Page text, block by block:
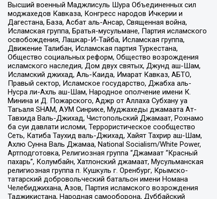
Высший военный Маджлисуль Шура Объединенных сил
моджахедов Кавказа, Конгресс народов Ичкерии и
Дагестана, База, Асбат аль-Ансар, Священная война,
Исламская группа, Братья-мусульмане, Партия исламского
освобождения, Лашкар-И-Тайба, Исламская группа,
Движение Талибан, Исламская партия Туркестана,
Общество социальных реформ, Общество возрождения
исламского наследия, Дом двух святых, Джунд аш-Шам,
Исламский джихад, Аль-Каида, Имарат Кавказ, АБТО,
Правый сектор, Исламское государство, Джабха аль-
Нусра ли-Ахль аш-Шам, Народное ополчение имени К.
Минина и Д. Пожарского, Аджр от Аллаха Субхану уа
Тагьаля SHAM, АУМ Синрике, Муджахеды джамаата Ат-
Тавхида Валь-Джихад, Чистопольский Джамаат, Рохнамо
ба суи давлати исломи, Террористическое сообщество
Сеть, Катиба Таухид валь-Джихад, Хайят Тахрир аш-Шам,
Ахлю Сунна Валь Джамаа, National Socialism/White Power,
Артподготовка, Религиозная группа “Джамаат “Красный
пахарь”, Колумбайн, Хатлонский джамаат, Мусульманская
религиозная группа п. Кушкуль г. Оренбург, Крымско-
татарский добровольческий батальон имени Номана
Челебиджихана, Азов, Партия исламского возрождения
Таджикистана, Народная самооборона, Дуббайский